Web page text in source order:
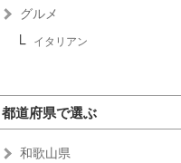
グルメ
イタリアン
都道府県で選ぶ
和歌山県